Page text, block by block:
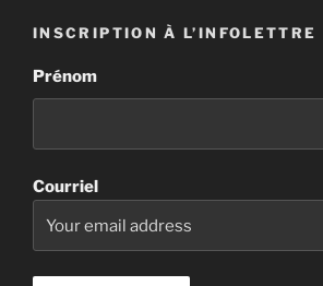
INSCRIPTION À L’INFOLETTRE
Prénom
Courriel